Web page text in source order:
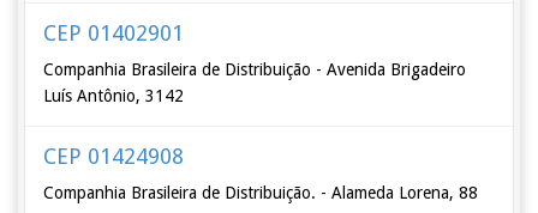
CEP 01402901
Companhia Brasileira de Distribuição - Avenida Brigadeiro
Luís Antônio, 3142
CEP 01424908
Companhia Brasileira de Distribuição. - Alameda Lorena, 88